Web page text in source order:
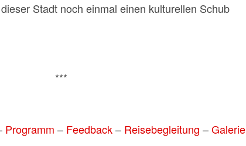
Stadt noch einmal einen kulturellen Schub
***
Programm – Feedback– Reisebegleitung –Galerie